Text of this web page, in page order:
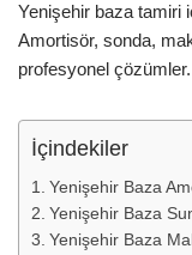
Yenişehir baza tamiri
Amortisör, sonda,
profesyonel çözümler.
İçindekiler
Yenişehir Baza
Yenişehir Baza
Yenişehir Baza